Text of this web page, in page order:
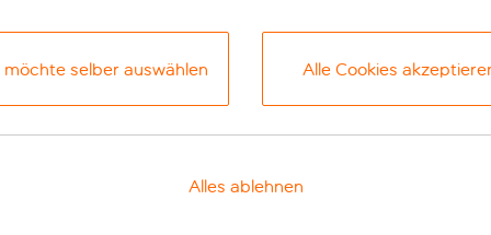
möchte selber auswählen Alle Cookies
Alles ablehnen